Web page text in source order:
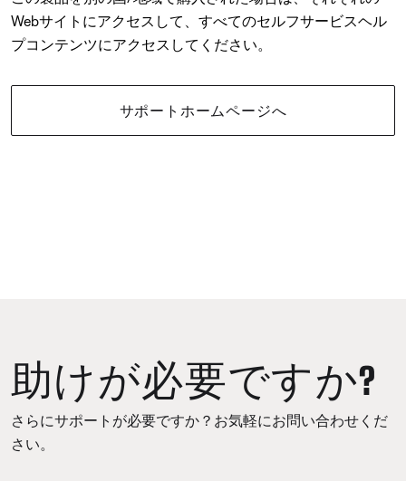
Webサイトにアクセスして、すべてのセルフサービスヘル
プコンテンツにアクセスしてください。
サポートホームページへ
助けが必要ですか?
さらにサポートが必要ですか？お気軽にお問い合わせくだ
さい。